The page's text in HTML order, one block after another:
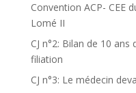
Convention ACP- CEE
Lomé II
CJ n°2: Bilan de 10
filiation
CJ n°3: Le médecin